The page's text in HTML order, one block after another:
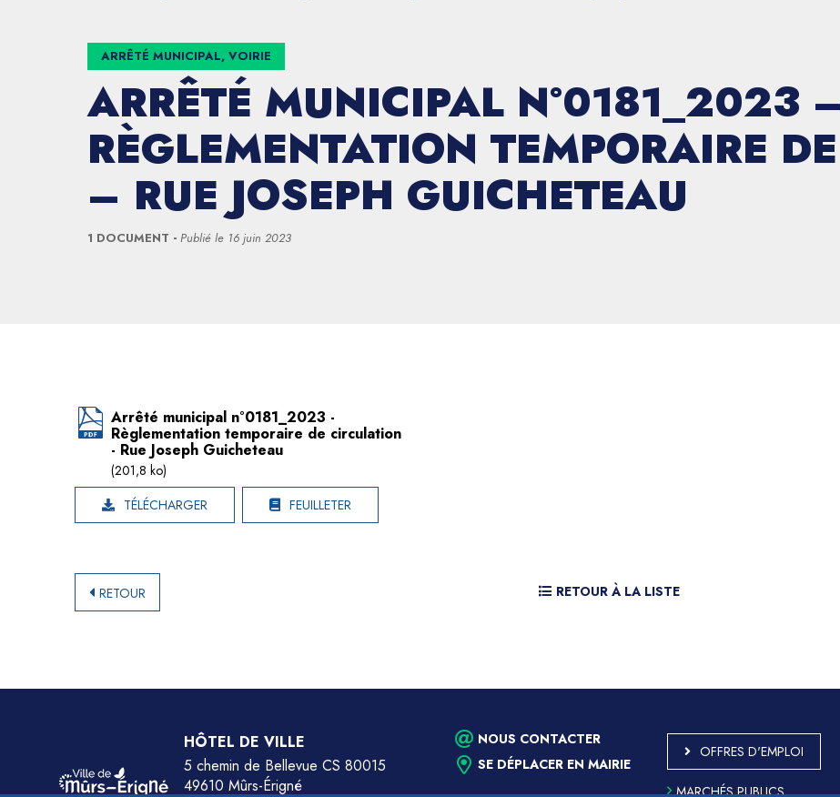
ARRÊTÉ MUNICIPAL, VOIRIE
ARRÊTÉ MUNICIPAL N°0181_2023
RÈGLEMENTATION TEMPORAIRE
– RUE JOSEPH GUICHETEAU
1 DOCUMENT Publié le 16 juin 2023
Arrêté municipal n°0181_2023 -
Règlementation temporaire de circulation
- Rue Joseph Guicheteau
(201,8 ko)
TÉLÉCHARGER
FEUILLETER
RETOUR RETOUR À LA LISTE
HÔTEL DE VILLE
5 chemin de Bellevue CS 80015
49610 Mûrs-Érigné
NOUS CONTACTER
SE DÉPLACER EN MAIRIE
OFFRES D'EMPLOI
MARCHÉS PUBLICS